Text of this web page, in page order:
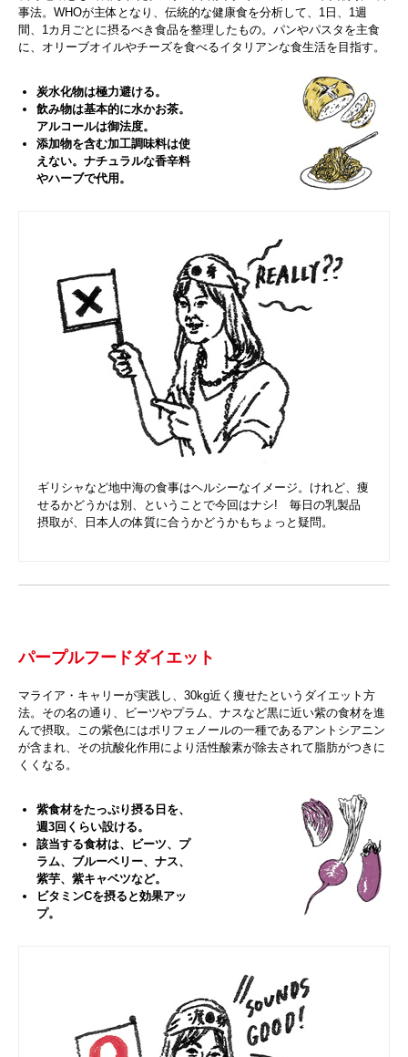
事法。WHOが主体となり、伝統的な健康食を分析して、1日、1週
間、1カ月ごとに摂るべき食品を整理したもの。パンやパスタを主食
に、オリーブオイルやチーズを食べるイタリアンな食生活を目指す。
炭水化物は極力避ける。
飲み物は基本的に水かお茶。
アルコールは御法度。
添加物を含む加工調味料は使
えない。ナチュラルな香辛料
やハーブで代用。
ギリシャなど地中海の食事はヘルシーなイメージ。けれど、痩
せるかどうかは別、ということで今回はナシ! 毎日の乳製品
摂取が、日本人の体質に合うかどうかもちょっと疑問。
パープルフードダイエット
マライア・キャリーが実践し、30kg近く痩せたというダイエット方
法。その名の通り、ビーツやプラム、ナスなど黒に近い紫の食材を進
んで摂取。この紫色にはポリフェノールの一種であるアントシアニン
が含まれ、その抗酸化作用により活性酸素が除去されて脂肪がつきに
くくなる。
紫食材をたっぷり摂る日を、
週3回くらい設ける。
該当する食材は、ビーツ、プ
ラム、ブルーベリー、ナス、
紫芋、紫キャベツなど。
ビタミンCを摂ると効果アッ
プ。